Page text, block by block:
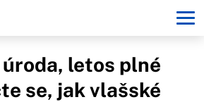
úroda, letos plné
se, jak vlašské